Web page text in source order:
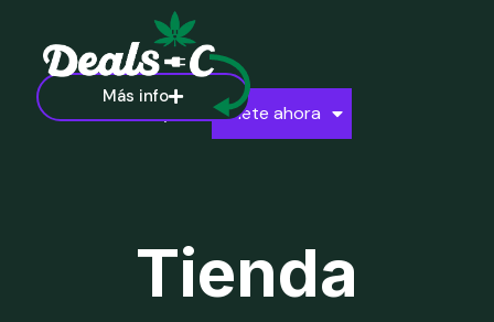
Más info
Únete ahora
Tienda